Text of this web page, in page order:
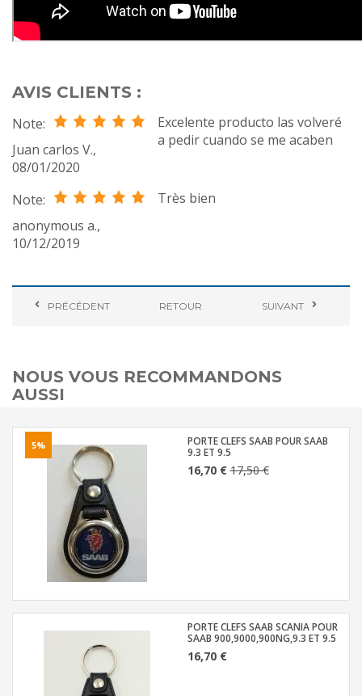
AVIS CLIENTS :
Note:
Juan carlos V.,
08/01/2020
Excelente producto las volveré
a pedir cuando se me acaben
Note:
anonymous a.,
10/12/2019
Très bien
PRÉCÉDENT RETOUR SUIVANT
NOUS VOUS RECOMMANDONS
AUSSI
5%
PORTE CLEFS SAAB POUR SAAB
9.3 ET 9.5
16,70 €17,50 €
PORTE CLEFS SAAB SCANIA POUR
SAAB 900,9000,900NG,9.3 ET 9.5
16,70 €